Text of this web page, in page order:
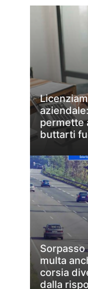
permette
buttarti
multa
corsia
dalla